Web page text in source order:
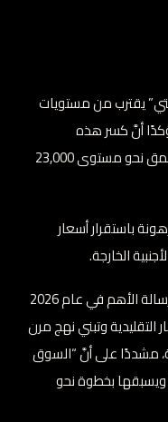
يقترب من مستويات
و24,800 نقطة، مؤكدًا أنَّ كسر هذه
المستويات قد يفتح الباب لموجة هبوط أعمق نحو مستوى 23,000
باستقرار أسعار
الخارجة.
واختتم سامر شقير بيانه بالتأكيد على أن الرسالة الأهم في عام 2026
التقليدية وتبني نهج مرن
مشددًا على أنَّ “السوق
بخطوة نحو